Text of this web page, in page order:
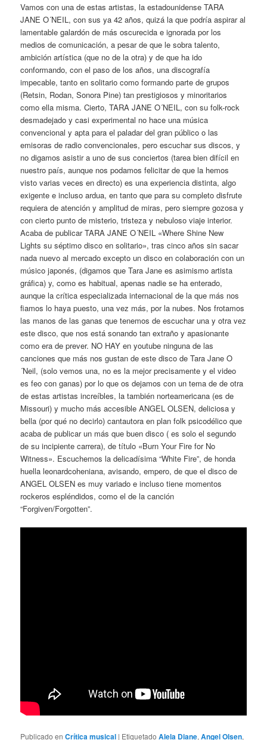
Vamos con una de estas artistas, la estadounidense TARA
JANE O´NEIL, con sus ya 42 años, quizá la que podría aspirar al
lamentable galardón de más oscurecida e ignorada por los
medios de comunicación, a pesar de que le sobra talento,
ambición artística (que no de la otra) y de que ha ido
conformando, con el paso de los años, una discografía
impecable, tanto en solitario como formando parte de grupos
(Retsin, Rodan, Sonora Pine) tan prestigiosos y minoritarios
como ella misma. Cierto, TARA JANE O´NEIL, con su folk-rock
desmadejado y casi experimental no hace una música
convencional y apta para el paladar del gran público o las
emisoras de radio convencionales, pero escuchar sus discos, y
no digamos asistir a uno de sus conciertos (tarea bien difícil en
nuestro país, aunque nos podamos felicitar de que la hemos
visto varias veces en directo) es una experiencia distinta, algo
exigente e incluso ardua, en tanto que para su completo disfrute
requiera de atención y amplitud de miras, pero siempre gozosa y
con cierto punto de misterio, tristeza y nebuloso viaje interior.
Acaba de publicar TARA JANE O´NEIL «Where Shine New
Lights su séptimo disco en solitario», tras cinco años sin sacar
nada nuevo al mercado excepto un disco en colaboración con un
músico japonés, (digamos que Tara Jane es asimismo artista
gráfica) y, como es habitual, apenas nadie se ha enterado,
aunque la crítica especializada internacional de la que más nos
fiamos lo haya puesto, una vez más, por la nubes. Nos frotamos
las manos de las ganas que tenemos de escuchar una y otra vez
este disco, que nos está sonando tan extraño y apasionante
como era de prever. NO HAY en youtube ninguna de las
canciones que más nos gustan de este disco de Tara Jane O
´Neil, (solo vemos una, no es la mejor precisamente y el video
es feo con ganas) por lo que os dejamos con un tema de de otra
de estas artistas increíbles, la también norteamericana (es de
Missouri) y mucho más accesible ANGEL OLSEN, deliciosa y
bella (por qué no decirlo) cantautora en plan folk psicodélico que
acaba de publicar un más que buen disco ( es solo el segundo
de su incipiente carrera), de título «Burn Your Fire for No
Witness». Escuchemos la delicadísima “White Fire”, de honda
huella leonardcoheniana, avisando, empero, de que el disco de
ANGEL OLSEN es muy variado e incluso tiene momentos
rockeros espléndidos, como el de la canción
“Forgiven/Forgotten”.
Publicado en Crítica musical | Etiquetado Alela Diane,Angel Olsen,